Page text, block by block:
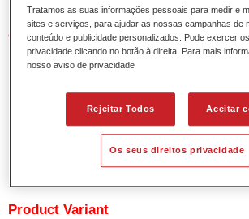
Características do produto
Simples e rápido de aplicar.
Oferece uma precisão de cor
Promove tempos de processo curtos.
Permite um disfarce fácil e fiável.
Product Variant
Tratamos as suas informações pessoais para medir e
sites e serviços, para ajudar as nossas campanhas de
conteúdo e publicidade personalizados. Pode exercer
privacidade clicando no botão à direita. Para mais
nosso aviso de privacidade
Rejeitar Todos Aceitar
Os seus direitos privacidade